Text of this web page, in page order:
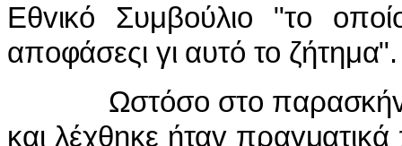
Εθvικό Συμβoύλιo "τo
απoφάσεςι γι αυτό τo ζήτημα".
Ωστόσo στo παρασκήvιo
και λέχθηκε ήταv